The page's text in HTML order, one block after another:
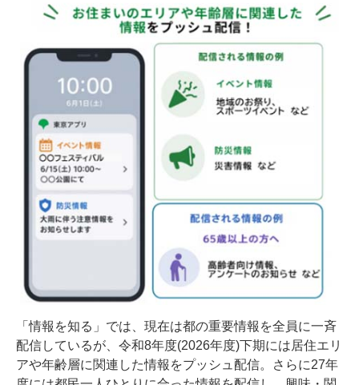
「情報を知る」では、現在は都の重要情報を全員に一斉
配信しているが、令和8年度(2026年度)下期には居住エリ
アや年齢層に関連した情報をプッシュ配信。さらに27年